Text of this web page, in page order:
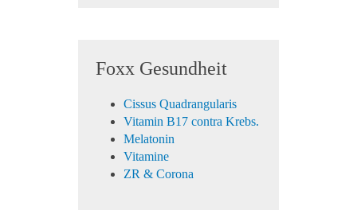
Foxx Gesundheit
Cissus Quadrangularis
Vitamin B17 contra Krebs.
Melatonin
Vitamine
ZR & Corona